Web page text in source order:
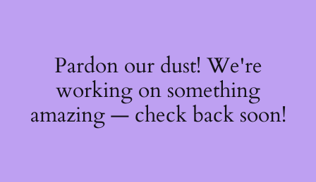
Pardon our dust! We're
working on something
amazing — check back soon!